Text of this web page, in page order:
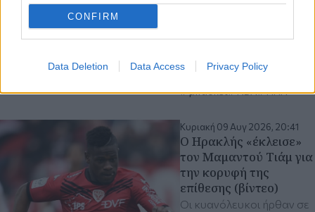
CONFIRM
Data Deletion Data Access Privacy Policy
Νέλσον (βίντεο)
τις πιο εμβληματικές
προσωπικότητες στην
ιστορία του αθλήματος
μπάσκετ ΝΒΑ ΗΠΑ
Κυριακή 09 Αυγ 2026, 20:41
Ο Ηρακλής «έκλεισε»
τον Μαμαντού Τιάμ για
την κορυφή της
επίθεσης (βίντεο)
Οι κυανόλευκοι ήρθαν σε